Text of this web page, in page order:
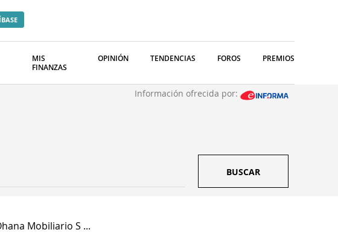
MIS
FINANZAS
OPINIÓN TENDENCIAS FOROS PREMIOS
Información ofrecida por:
BUSCAR
Mobiliario S ...